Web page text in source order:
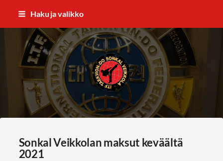
sivun
Haku ja valikko
ITF Taekwon-do Sonkal Veikkola
Sonkal Veikkolan maksut keväältä
2021